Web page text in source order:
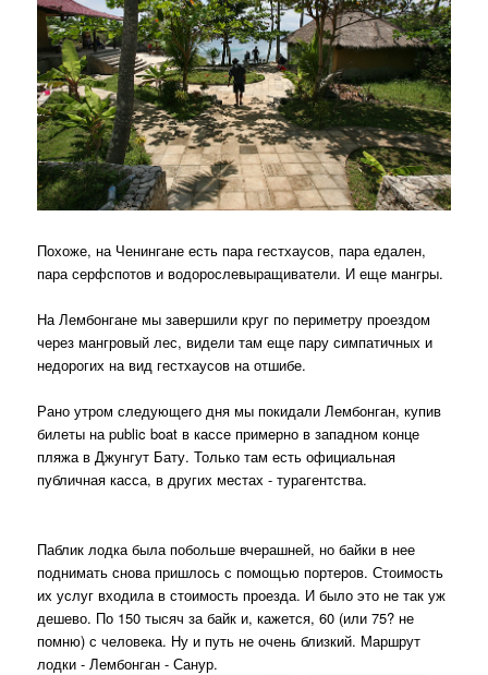
Похоже, на Ченингане есть пара гестхаусов, пара едален,
пара серфспотов и водорослевыращиватели. И еще мангры.
На Лембонгане мы завершили круг по периметру проездом
через мангровый лес, видели там еще пару симпатичных и
недорогих на вид гестхаусов на отшибе.
Рано утром следующего дня мы покидали Лембонган, купив
билеты на public boat в кассе примерно в западном конце
пляжа в Джунгут Бату. Только там есть официальная
публичная касса, в других местах - турагентства.
Паблик лодка была побольше вчерашней, но байки в нее
поднимать снова пришлось с помощью портеров. Стоимость
их услуг входила в стоимость проезда. И было это не так уж
дешево. По 150 тысяч за байк и, кажется, 60 (или 75? не
помню) с человека. Ну и путь не очень близкий. Маршрут
лодки - Лембонган - Санур.